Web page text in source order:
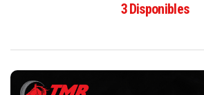
3Disponibles